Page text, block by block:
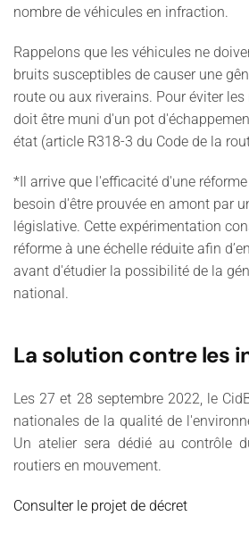
nombre de véhicules en infraction.
Rappelons que les véhicules ne
bruits susceptibles de causer une
route ou aux riverains. Pour éviter
doit être muni d'un pot
état (article R318-3 du Code de la
*Il arrive que l'efficacité d'une
besoin d'être prouvée en amont par
législative. Cette expérimentation
réforme à une échelle réduite afin
avant d'étudier la possibilité de la
national.
La solution contre les
Les 27 et 28 septembre 2022, le
nationales de la qualité de
Un atelier sera dédié au contrôle
routiers en mouvement.
Consulter le projet de décret